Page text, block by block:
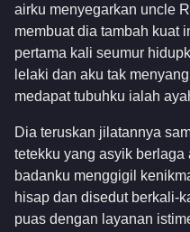
airku menyegarkan uncle
membuat dia tambah kuat
pertama kali seumur
lelaki dan aku tak
medapat tubuhku ialah
Dia teruskan jilatannya
tetekku yang asyik
badanku menggigil
hisap dan disedut berkali-
puas dengan layanan